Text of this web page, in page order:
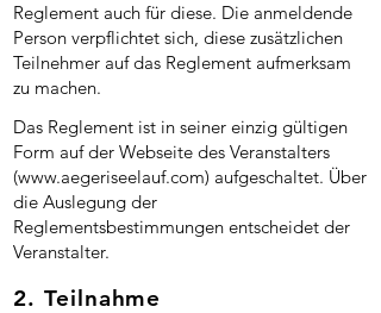
Reglement auch für diese. Die anmeldende
Person verpflichtet sich, diese zusätzlichen
Teilnehmer auf das Reglement aufmerksam
zu machen.
Das Reglement ist in seiner einzig gültigen
Form auf der Webseite des Veranstalters
(www.aegeriseelauf.com) aufgeschaltet. Über
die Auslegung der
Reglementsbestimmungen entscheidet der
Veranstalter.
2. Teilnahme